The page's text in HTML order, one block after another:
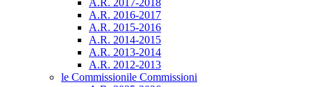
A.R. 2017-2018
A.R. 2016-2017
A.R. 2015-2016
A.R. 2014-2015
A.R. 2013-2014
A.R. 2012-2013
le Commissionile Commissioni